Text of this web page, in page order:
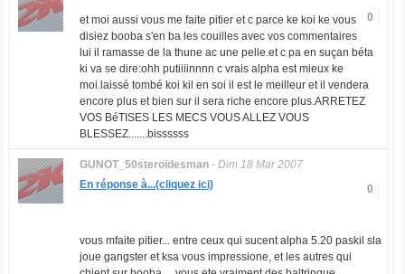
0
et moi aussi vous me faite pitier et c parce ke koi ke vous
disiez booba s'en ba les couilles avec vos commentaires
lui il ramasse de la thune ac une pelle.et c pa en suçan béta
ki va se dire:ohh putiiiinnnn c vrais alpha est mieux ke
moi.laissé tombé koi kil en soi il est le meilleur et il vendera
encore plus et bien sur il sera riche encore plus.ARRETEZ
VOS BéTISES LES MECS VOUS ALLEZ VOUS
BLESSEZ.......bissssss
GUNOT_50steroïdesman- Dim 18 Mar 2007
0
En réponse à...(cliquez ici)
vous mfaite pitier... entre ceux qui sucent alpha 5.20 paskil sla
joue gangster et ksa vous impressione, et les autres qui